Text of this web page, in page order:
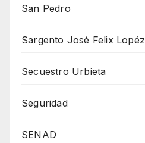
San Pedro
Sargento José Felix Lopéz
Secuestro Urbieta
Seguridad
SENAD